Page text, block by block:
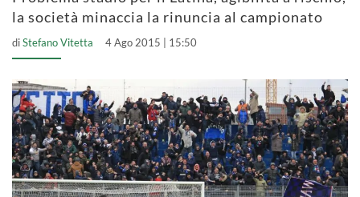
la società minaccia la rinuncia al campionato
diStefano Vitetta 4 Ago 2015 | 15:50